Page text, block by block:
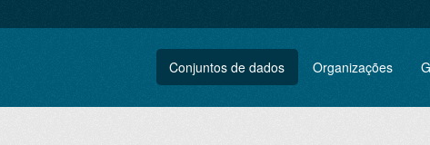
Conjuntos de dados Organizações